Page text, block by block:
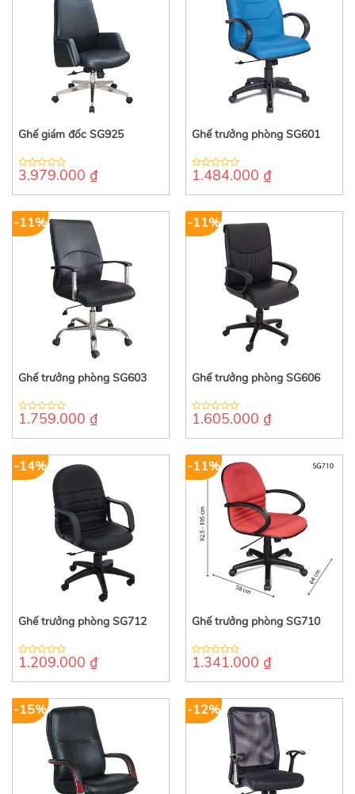
Ghế giám đốc SG925
0
of
3.979.000 ₫
Ghế trưởng phòng SG601
0
of
1.484.000 ₫
-11%
Ghế trưởng phòng SG603
0
of
1.759.000 ₫
-11%
Ghế trưởng phòng SG606
0
of
1.605.000 ₫
-14%
Ghế trưởng phòng SG712
0
of
1.209.000 ₫
-11%
Ghế trưởng phòng SG710
0
of
1.341.000 ₫
-15% -12%